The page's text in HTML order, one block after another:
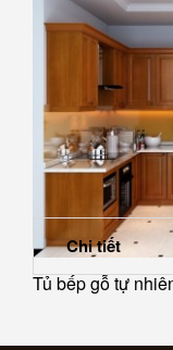
Tủ bếp gỗ tự
Chi tiết